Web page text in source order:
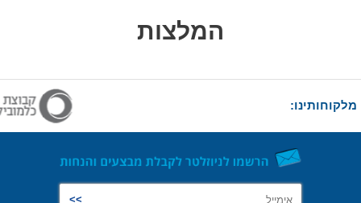
המלצות
מלקוחותינו: